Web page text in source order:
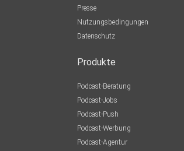
Presse
Nutzungsbedingungen
Datenschutz
Produkte
Podcast-Beratung
Podcast-Jobs
Podcast-Push
Podcast-Werbung
Podcast-Agentur